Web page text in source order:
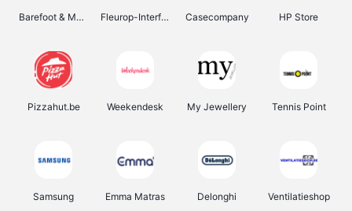
Barefoot & More Fleurop-Interflora Casecompany HP Store
Pizzahut.be Weekendesk My Jewellery Tennis Point
Samsung Emma Matras Delonghi Ventilatieshop